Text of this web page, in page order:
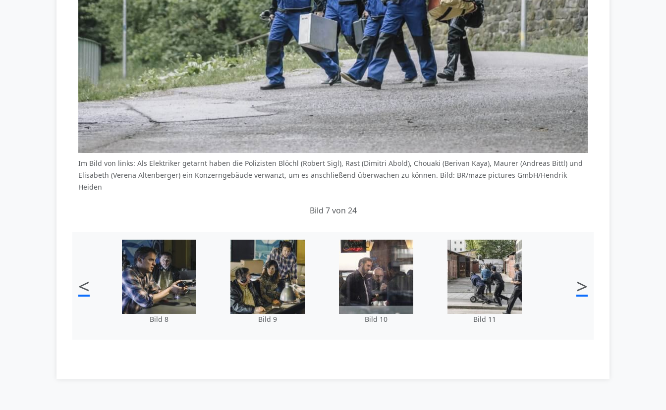
Im Bild von links: Als Elektriker getarnt haben die Polizisten Blöchl (Robert Sigl), Rast (Dimitri Abold), Chouaki (Berivan Kaya), Maurer (Andreas Bittl) und
Elisabeth (Verena Altenberger) ein Konzerngebäude verwanzt, um es anschließend überwachen zu können. Bild: BR/maze pictures GmbH/Hendrik
Heiden
Bild 7 von 24
<
Bild 8 Bild 9 Bild 10 Bild 11
>